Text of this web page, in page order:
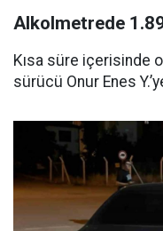
Alkolmetrede
Kısa süre içerisinde
sürücü Onur Enes